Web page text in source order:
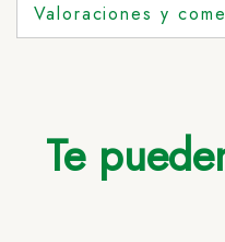
Valoraciones y
Te